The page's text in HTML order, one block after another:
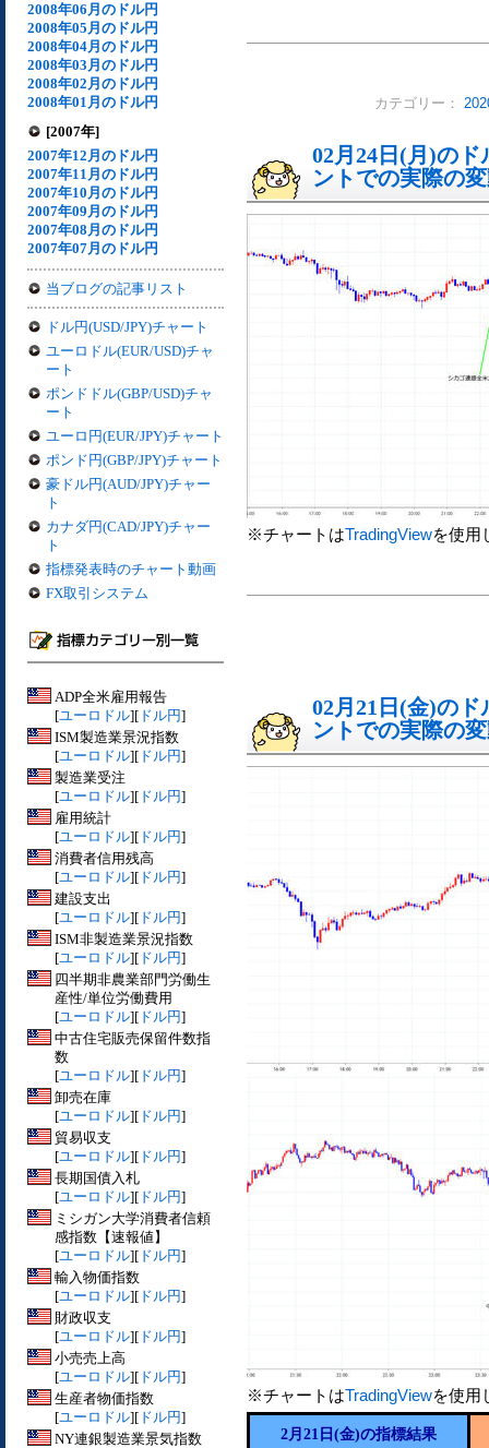
2008年06月のドル円
2008年05月のドル円
2008年04月のドル円
2008年03月のドル円
2008年02月のドル円
2008年01月のドル円
[2007年]
2007年12月のドル円
2007年11月のドル円
2007年10月のドル円
2007年09月のドル円
2007年08月のドル円
2007年07月のドル円
当ブログの記事リスト
ドル円(USD/JPY)チャート
ユーロドル(EUR/USD)チャ
ート
ポンドドル(GBP/USD)チャ
ート
ユーロ円(EUR/JPY)チャート
ポンド円(GBP/JPY)チャート
豪ドル円(AUD/JPY)チャー
ト
カナダ円(CAD/JPY)チャー
ト
指標発表時のチャート動画
FX取引システム
ADP全米雇用報告
[ユーロドル][ ドル円]
ISM製造業景況指数
[ユーロドル][ ドル円]
製造業受注
[ユーロドル][ ドル円]
雇用統計
[ユーロドル][ ドル円]
消費者信用残高
[ユーロドル][ ドル円]
建設支出
[ユーロドル][ ドル円]
ISM非製造業景況指数
[ユーロドル][ ドル円]
四半期非農業部門労働生
産性/単位労働費用
[ユーロドル][ ドル円]
中古住宅販売保留件数指
数
[ユーロドル][ ドル円]
卸売在庫
[ユーロドル][ ドル円]
貿易収支
[ユーロドル][ ドル円]
長期国債入札
[ユーロドル][ ドル円]
ミシガン大学消費者信頼
感指数【速報値】
[ユーロドル][ ドル円]
輸入物価指数
[ユーロドル][ ドル円]
財政収支
[ユーロドル][ ドル円]
小売売上高
[ユーロドル][ ドル円]
生産者物価指数
[ユーロドル][ ドル円]
NY連銀製造業景気指数
カテゴリー：
02月24日(月)の
ントでの実際の
※チャートはTradingViewを使用
02月21日(金)の
ントでの実際の
※チャートはTradingViewを使用
2月21日(金)の指標結果